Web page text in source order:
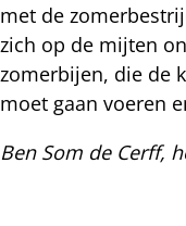
met de
zich op de mijten
zomerbijen, die de
moet gaan voeren
Ben Som de Cerff,